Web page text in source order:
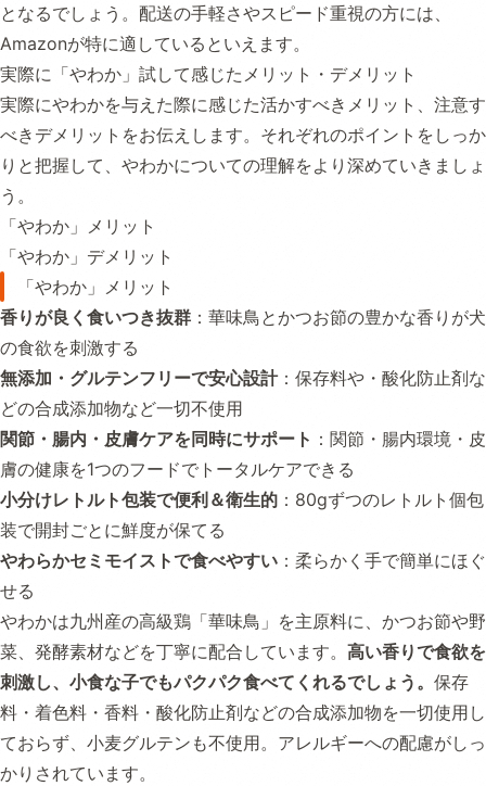
となるでしょう。配送の手軽さやスピード重視の方には、
Amazonが特に適しているといえます。
実際に「やわか」試して感じたメリット・デメリット
実際にやわかを与えた際に感じた活かすべきメリット、注意す
べきデメリットをお伝えします。それぞれのポイントをしっか
りと把握して、やわかについての理解をより深めていきましょ
う。
「やわか」メリット
「やわか」デメリット
「やわか」メリット
香りが良く食いつき抜群 ：華味鳥とかつお節の豊かな香りが犬
の食欲を刺激する
無添加・グルテンフリーで安心設計：保存料や・酸化防止剤な
どの合成添加物など一切不使用
関節・腸内・皮膚ケアを同時にサポート ：関節・腸内環境・皮
膚の健康を1つのフードでトータルケアできる
小分けレトルト包装で便利＆衛生的 ：80gずつのレトルト個包
装で開封ごとに鮮度が保てる
やわらかセミモイストで食べやすい ：柔らかく手で簡単にほぐ
せる
やわかは九州産の高級鶏「華味鳥」を主原料に、かつお節や野
菜、発酵素材などを丁寧に配合しています。 高い香りで食欲を
刺激し、小食な子でもパクパク食べてくれるでしょう。 保存
料・着色料・香料・酸化防止剤などの合成添加物を一切使用し
ておらず、小麦グルテンも不使用。アレルギーへの配慮がしっ
かりされています。